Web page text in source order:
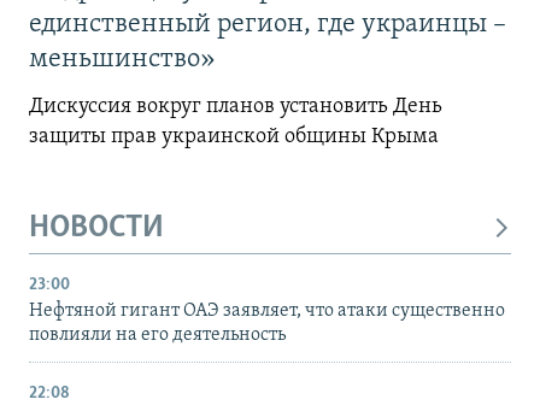
единственный регион, где украинцы –
меньшинство»
Дискуссия вокруг планов установить День
защиты прав украинской общины Крыма
НОВОСТИ
23:00
Нефтяной гигант ОАЭ заявляет, что атаки существенно
повлияли на его деятельность
22:08